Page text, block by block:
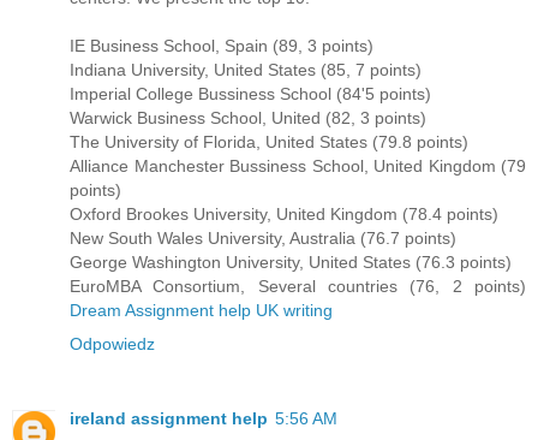
IE Business School, Spain (89, 3 points)
Indiana University, United States (85, 7 points)
Imperial College Bussiness School (84'5 points)
Warwick Business School, United (82, 3 points)
The University of Florida, United States (79.8 points)
Alliance Manchester Bussiness School, United Kingdom (79
points)
Oxford Brookes University, United Kingdom (78.4 points)
New South Wales University, Australia (76.7 points)
George Washington University, United States (76.3 points)
EuroMBA Consortium, Several countries (76, 2 points)
Dream Assignment help UK writing
Odpowiedz
ireland assignment help 5:56 AM